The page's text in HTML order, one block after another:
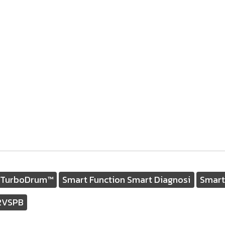
TurboDrum™ Smart Function Smart Diagnosi